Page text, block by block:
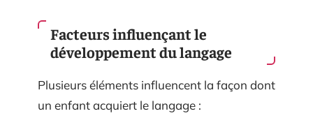
Facteurs influençant le
développement du langage
Plusieurs éléments influencent la façon dont
un enfant acquiert le langage :